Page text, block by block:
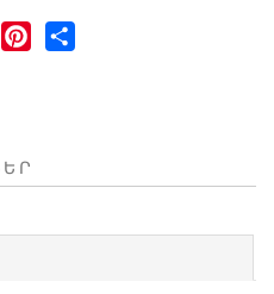
Twitter Pinterest